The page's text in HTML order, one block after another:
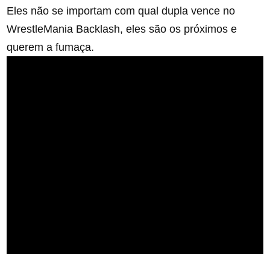
Eles não se importam com qual dupla vence no
WrestleMania Backlash, eles são os próximos e
querem a fumaça.